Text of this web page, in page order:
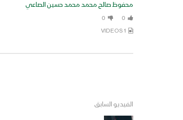
محفوظ صالح محمد محمد حسين الصاعي
0
0
1 VIDEOS
الفيديو السابق